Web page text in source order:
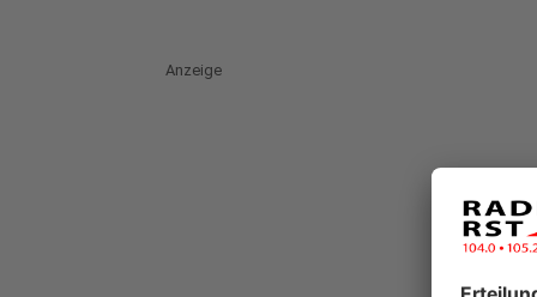
Anzeige